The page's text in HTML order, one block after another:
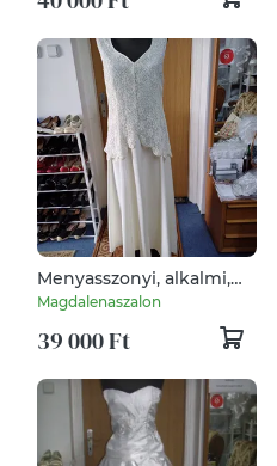
Menyasszonyi, alkalmi,
báli ruha, ekrü, csipke-
selyem
Magdalenaszalon
39 000 Ft